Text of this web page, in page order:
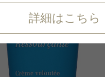
詳細はこちら